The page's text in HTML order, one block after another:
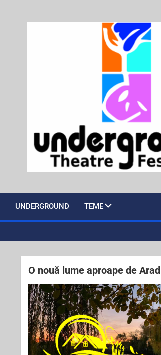
UNDERGROUND TEME
O nouă lume aproape de Arad